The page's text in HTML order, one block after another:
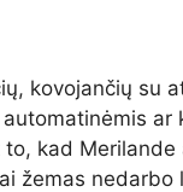
kovojančių su
ar
kad Merilande
žemas nedarbo